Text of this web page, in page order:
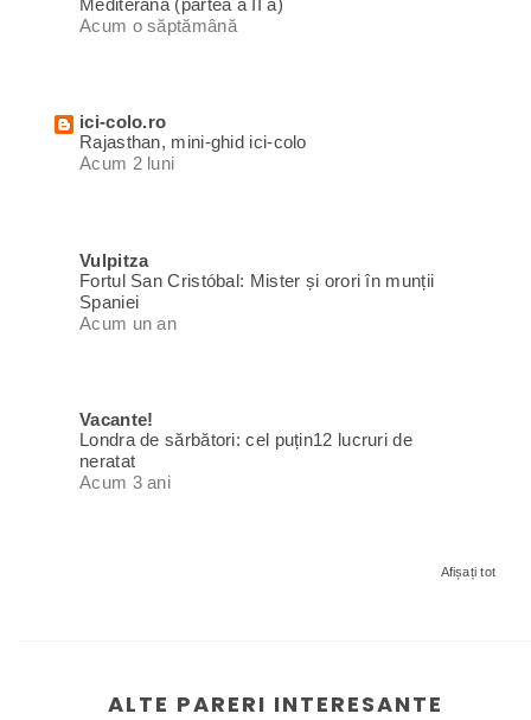
Acum o săptămână
ici-colo.ro
Rajasthan, mini-ghid ici-colo
Acum 2 luni
Vulpitza
Fortul San Cristóbal: Mister și orori în munții
Spaniei
Acum un an
Vacante!
Londra de sărbători: cel puțin12 lucruri de
neratat
Acum 3 ani
Afișați tot
ALTE PARERI INTERESANTE